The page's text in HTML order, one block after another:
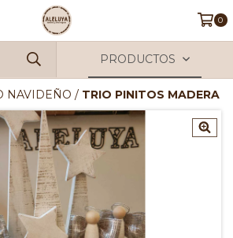
0
PRODUCTOS
NAVIDEÑO / TRIO PINITOS MADERA